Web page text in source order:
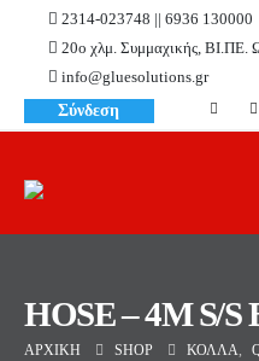
2314-023748 || 6936 130000
20ο χλμ. Συμμαχικής, ΒΙ.ΠΕ.
info@gluesolutions.gr
Σύνδεση
HOSE – 4M S/
ΑΡΧΙΚΉ SHOP ΚΌΛΛΑ,